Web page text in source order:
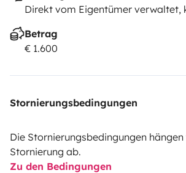
Direkt vom Eigentümer verwaltet,
Betrag
€ 1.600
Stornierungsbedingungen
Die Stornierungsbedingungen
Stornierung ab.
Zu den Bedingungen